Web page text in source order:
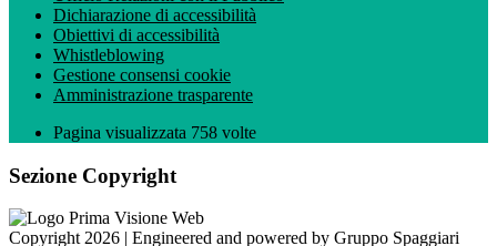
Dichiarazione di accessibilità
Obiettivi di accessibilità
Whistleblowing
Gestione consensi cookie
Amministrazione trasparente
Pagina visualizzata 758 volte
Sezione Copyright
Copyright 2026 | Engineered and powered by Gruppo Spaggiari